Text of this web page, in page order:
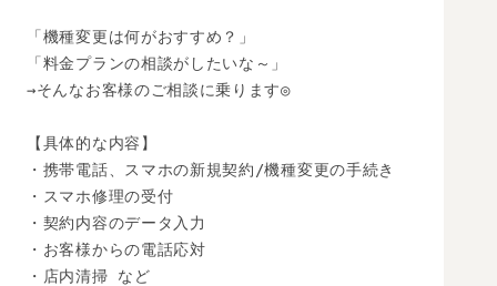
「機種変更は何がおすすめ？」
「料金プランの相談がしたいな～」
→そんなお客様のご相談に乗ります◎
【具体的な内容】
・携帯電話、スマホの新規契約/機種変更の手続き
・スマホ修理の受付
・契約内容のデータ入力
・お客様からの電話応対
・店内清掃 など